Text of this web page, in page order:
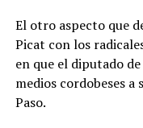
El otro aspecto que
Picat con los
en que el diputado
medios cordobeses a
Paso.